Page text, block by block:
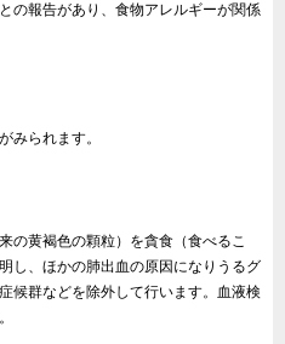
の報告があり、食物アレルギーが関係
みられます。
の黄褐色の顆粒）を貪食（食べるこ
し、ほかの肺出血の原因になりうるグ
候群などを除外して行います。血液検